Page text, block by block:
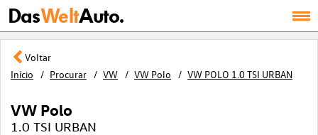
DasWeltAuto.
Voltar
Início
Procurar VW VW Polo VW POLO 1.0 TSI URBAN
VW Polo
1.0 TSI URBAN